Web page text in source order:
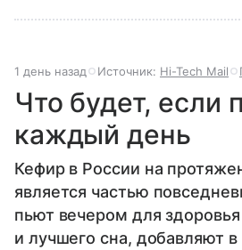
1 день назад Источник: Hi-Tech Mail
Что будет, если
каждый день
Кефир в России на
является частью
пьют вечером для
и лучшего сна, добавляют